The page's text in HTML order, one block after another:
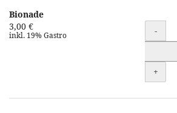
Bionade
3,00 €
inkl. 19% Gastro Menge
-
+